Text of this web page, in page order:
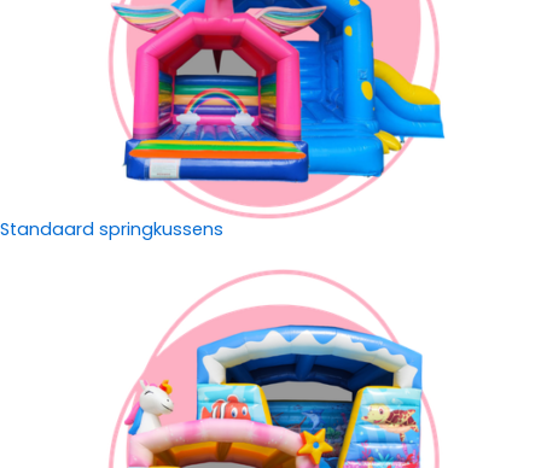
Standaard springkussens